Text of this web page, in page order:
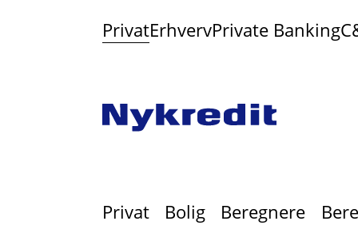
PrivatErhvervPrivate Banking
Privat Bolig Beregnere